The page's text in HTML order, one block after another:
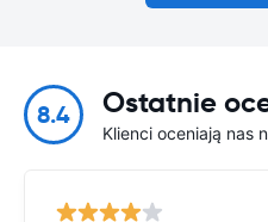
8.4 Ostatnie
Klienci oceniają nas